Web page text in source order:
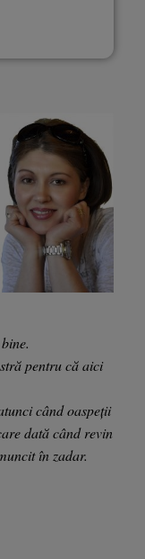
pentru că aici
când oaspeții
dată când revin
în zadar.